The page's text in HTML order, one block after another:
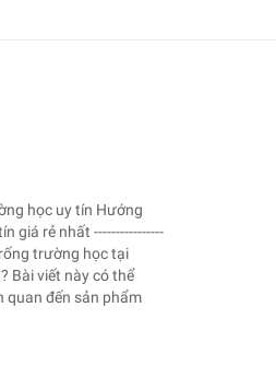
học uy tín Hướng
giá rẻ nhất ----------------
trường học tại
Bài viết này có thể
quan đến sản phẩm